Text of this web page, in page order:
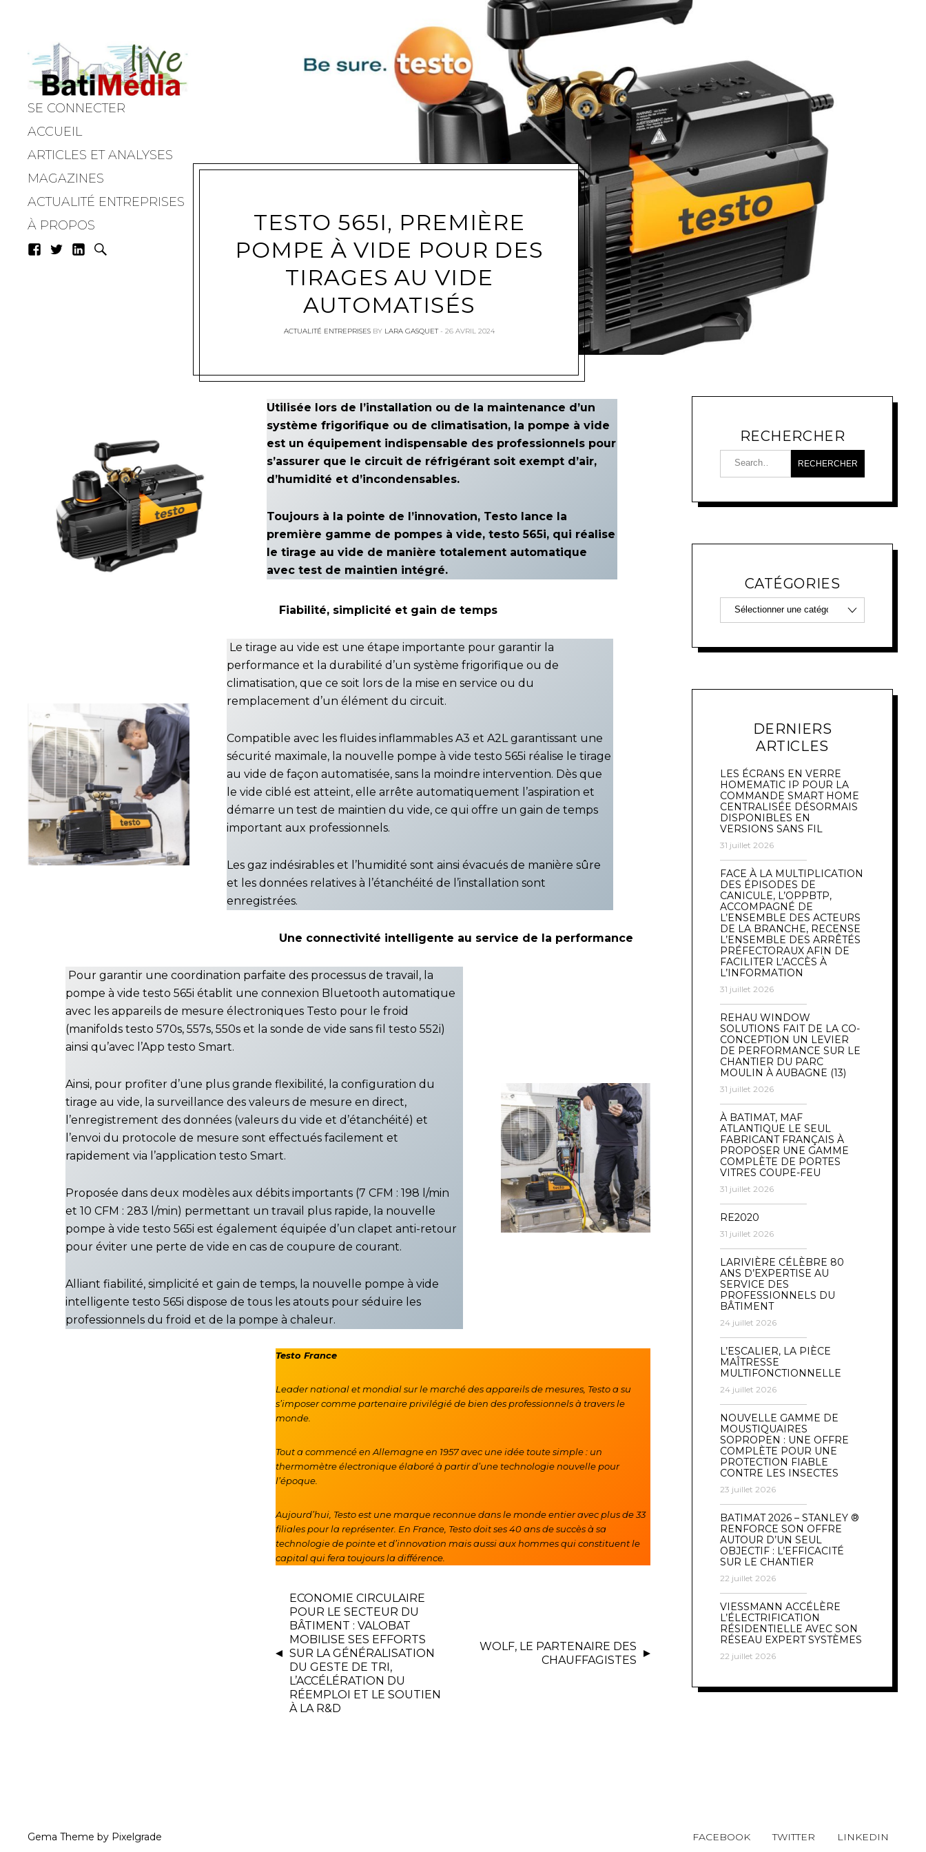
Batimedialive
SE CONNECTER
ACCUEIL
ARTICLES ET ANALYSES
MAGAZINES
ACTUALITÉ ENTREPRISES
À PROPOS
TESTO 565I, PREMIÈRE
POMPE À VIDE POUR DES
TIRAGES AU VIDE
AUTOMATISÉS
ACTUALITÉ ENTREPRISES BY LARA GASQUET 26 AVRIL 2024
Utilisée lors de l’installation ou de la maintenance d’un
système frigorifique ou de climatisation, la pompe à vide
est un équipement indispensable des professionnels pour
s’assurer que le circuit de réfrigérant soit exempt d’air,
d’humidité et d’incondensables.
Toujours à la pointe de l’innovation, Testo lance la
première gamme de pompes à vide, testo 565i, qui réalise
le tirage au vide de manière totalement automatique
avec test de maintien intégré.
Fiabilité, simplicité et gain de temps
Le tirage au vide est une étape importante pour garantir la
performance et la durabilité d’un système frigorifique ou de
climatisation, que ce soit lors de la mise en service ou du
remplacement d’un élément du circuit.
Compatible avec les fluides inflammables A3 et A2L garantissant une
sécurité maximale, la nouvelle pompe à vide testo 565i réalise le tirage
au vide de façon automatisée, sans la moindre intervention. Dès que
le vide ciblé est atteint, elle arrête automatiquement l’aspiration et
démarre un test de maintien du vide, ce qui offre un gain de temps
important aux professionnels.
Les gaz indésirables et l’humidité sont ainsi évacués de manière sûre
et les données relatives à l’étanchéité de l’installation sont
enregistrées.
Une connectivité intelligente au service de la performance
Pour garantir une coordination parfaite des processus de travail, la
pompe à vide testo 565i établit une connexion Bluetooth automatique
avec les appareils de mesure électroniques Testo pour le froid
(manifolds testo 570s, 557s, 550s et la sonde de vide sans fil testo 552i)
ainsi qu’avec l’App testo Smart.
Ainsi, pour profiter d’une plus grande flexibilité, la configuration du
tirage au vide, la surveillance des valeurs de mesure en direct,
l’enregistrement des données (valeurs du vide et d’étanchéité) et
l’envoi du protocole de mesure sont effectués facilement et
rapidement via l’application testo Smart.
Proposée dans deux modèles aux débits importants (7 CFM : 198 l/min
et 10 CFM : 283 l/min) permettant un travail plus rapide, la nouvelle
pompe à vide testo 565i est également équipée d’un clapet anti-retour
pour éviter une perte de vide en cas de coupure de courant.
Alliant fiabilité, simplicité et gain de temps, la nouvelle pompe à vide
intelligente testo 565i dispose de tous les atouts pour séduire les
professionnels du froid et de la pompe à chaleur.
Testo France
Leader national et mondial sur le marché des appareils de mesures, Testo a su
s’imposer comme partenaire privilégié de bien des professionnels à travers le
monde.
Tout a commencé en Allemagne en 1957 avec une idée toute simple : un
thermomètre électronique élaboré à partir d’une technologie nouvelle pour
l’époque.
Aujourd’hui, Testo est une marque reconnue dans le monde entier avec plus de 33
filiales pour la représenter. En France, Testo doit ses 40 ans de succès à sa
technologie de pointe et d’innovation mais aussi aux hommes qui constituent le
capital qui fera toujours la différence.
ECONOMIE CIRCULAIRE
POUR LE SECTEUR DU
BÂTIMENT : VALOBAT
MOBILISE SES EFFORTS
SUR LA GÉNÉRALISATION
DU GESTE DE TRI,
L’ACCÉLÉRATION DU
RÉEMPLOI ET LE SOUTIEN
À LA R&D
WOLF, LE PARTENAIRE DES
CHAUFFAGISTES
RECHERCHER
CATÉGORIES
DERNIERS
ARTICLES
LES ÉCRANS EN VERRE
HOMEMATIC IP POUR LA
COMMANDE SMART HOME
CENTRALISÉE DÉSORMAIS
DISPONIBLES EN
VERSIONS SANS FIL
31 juillet 2026
FACE À LA MULTIPLICATION
DES ÉPISODES DE
CANICULE, L’OPPBTP,
ACCOMPAGNÉ DE
L’ENSEMBLE DES ACTEURS
DE LA BRANCHE, RECENSE
L’ENSEMBLE DES ARRÊTÉS
PRÉFECTORAUX AFIN DE
FACILITER L’ACCÈS À
L’INFORMATION
31 juillet 2026
REHAU WINDOW
SOLUTIONS FAIT DE LA CO-
CONCEPTION UN LEVIER
DE PERFORMANCE SUR LE
CHANTIER DU PARC
MOULIN À AUBAGNE (13)
31 juillet 2026
À BATIMAT, MAF
ATLANTIQUE LE SEUL
FABRICANT FRANÇAIS À
PROPOSER UNE GAMME
COMPLÈTE DE PORTES
VITRES COUPE-FEU
31 juillet 2026
RE2020
31 juillet 2026
LARIVIÈRE CÉLÈBRE 80
ANS D’EXPERTISE AU
SERVICE DES
PROFESSIONNELS DU
BÂTIMENT
24 juillet 2026
L’ESCALIER, LA PIÈCE
MAÎTRESSE
MULTIFONCTIONNELLE
24 juillet 2026
NOUVELLE GAMME DE
MOUSTIQUAIRES
SOPROPEN : UNE OFFRE
COMPLÈTE POUR UNE
PROTECTION FIABLE
CONTRE LES INSECTES
23 juillet 2026
BATIMAT 2026 – STANLEY ®
RENFORCE SON OFFRE
AUTOUR D’UN SEUL
OBJECTIF : L’EFFICACITÉ
SUR LE CHANTIER
22 juillet 2026
VIESSMANN ACCÉLÈRE
L’ÉLECTRIFICATION
RÉSIDENTIELLE AVEC SON
RÉSEAU EXPERT SYSTÈMES
22 juillet 2026
Gema Theme by Pixelgrade FACEBOOK TWITTER LINKEDIN